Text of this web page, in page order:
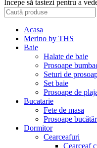
Începe să tastezi pentru a
Acasa
Merino by THS
Baie
Halate de baie
Prosoape
Seturi de
Set baie
Prosoape de
Bucatarie
Fete de masa
Prosoape
Dormitor
Cearceafuri
Cearceaf